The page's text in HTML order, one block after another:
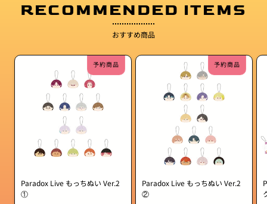
RECOMMENDED ITEMS
おすすめ商品
予約商品
Paradox Live もっちぬい Ver.2
①
予約商品
Paradox Live もっちぬい Ver.2
②